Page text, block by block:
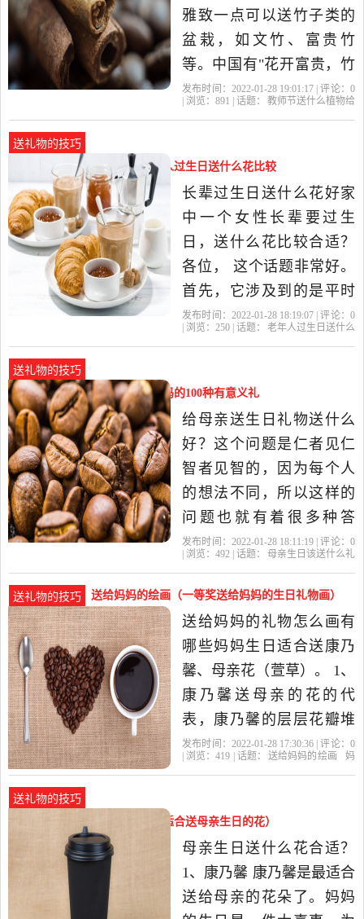
出她（他）的特
雅致一点可以送竹子类的
盆栽，如文竹、富贵竹
等。中国有"花开富贵，竹
报平安"的祝辞，由于富贵
放，病虫害少，容易栽
培，并象征着"大吉大利"。
性喜高温、高湿的生长环
境，可长
发布时间：2022-01-28 19:01:17 | 评论： 0
| 浏览： 891 | 话题：
教师节送什么植物给
送礼物的技巧
老年人过生日送什么花好（老人过生日送什么花比较
合适）
长辈过生日送什么花好家
中一个女性长辈要过生
日，送什么花比较合适？
各位， 这个话题非常好。
首先，它涉及到的是平时
老百姓喜闻乐见，经常讨
较能引起大伙儿的共鸣。
其次，这个问题具有科普
的性质。我们知道，作为
文字工...老人过
发布时间：2022-01-28 18:19:07 | 评论： 0
| 浏览： 250 | 话题：
老年人过生日送什么
送礼物的技巧
母亲生日该送什么礼物（送妈妈的100种有意义礼
物）
给母亲送生日礼物送什么
好？这个问题是仁者见仁
智者见智的，因为每个人
的想法不同，所以这样的
问题也就有着很多种答
案，笔者的说法也不会一
说说笔者自己的看法。 这
个世界上，我们应该关心
和应该感恩的人就是父母
了。父母对子女总是无私
奉献、不求回...
发布时间：2022-01-28 18:11:19 | 评论： 0
| 浏览： 492 | 话题：
母亲生日该送什么礼
送礼物的技巧 送给妈妈的绘画（一等奖送给妈妈的生日礼物画）
送给妈妈的礼物怎么画有
哪些妈妈生日适合送康乃
馨、母亲花（萱草）。 1、
康乃馨送母亲的花的代
表，康乃馨的层层花瓣堆
积在一起寓意着母亲对子
花，寓意着伟大神圣慈祥
温馨的母亲，祝福母亲百
年好合，事事顺利，心想
事成。 康乃馨..
发布时间：2022-01-28 17:30:36 | 评论： 0
| 浏览：419 | 话题： 送给妈妈的绘画
妈
送礼物的技巧
妈妈生日送什么花比较合适（适合送母亲生日的花）
母亲生日送什么花合适？
1、康乃馨 康乃馨是最适合
送给母亲的花朵了。妈妈